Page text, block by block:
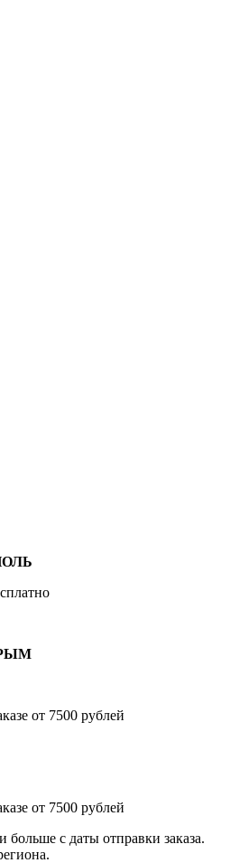
от 7500 рублей
от 7500 рублей
с даты отправки заказа.